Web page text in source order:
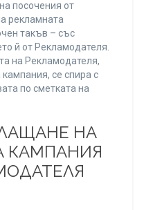
посочения от
рекламната
такъв – със
й от Рекламодателя.
на Рекламодателя,
се спира с
по сметката на
НА
КАМПАНИЯ